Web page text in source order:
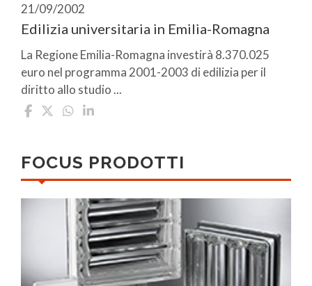
21/09/2002
Edilizia universitaria in Emilia-Romagna
La Regione Emilia-Romagna investirà 8.370.025
euro nel programma 2001-2003 di edilizia per il
diritto allo studio ...
FOCUS PRODOTTI